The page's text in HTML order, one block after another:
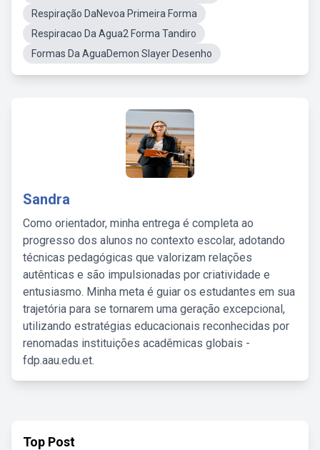
Respiração DaNevoa Primeira Forma
Respiracao Da Agua2 Forma Tandiro
Formas Da AguaDemon Slayer Desenho
Sandra
Como orientador, minha entrega é completa ao
progresso dos alunos no contexto escolar, adotando
técnicas pedagógicas que valorizam relações
autênticas e são impulsionadas por criatividade e
entusiasmo. Minha meta é guiar os estudantes em sua
trajetória para se tornarem uma geração excepcional,
utilizando estratégias educacionais reconhecidas por
renomadas instituições acadêmicas globais -
fdp.aau.edu.et.
Top Post